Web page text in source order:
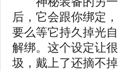
后，它会跟你绑定
要么等它持久掉光
解绑。这个设定让
圾，戴上了还摘不